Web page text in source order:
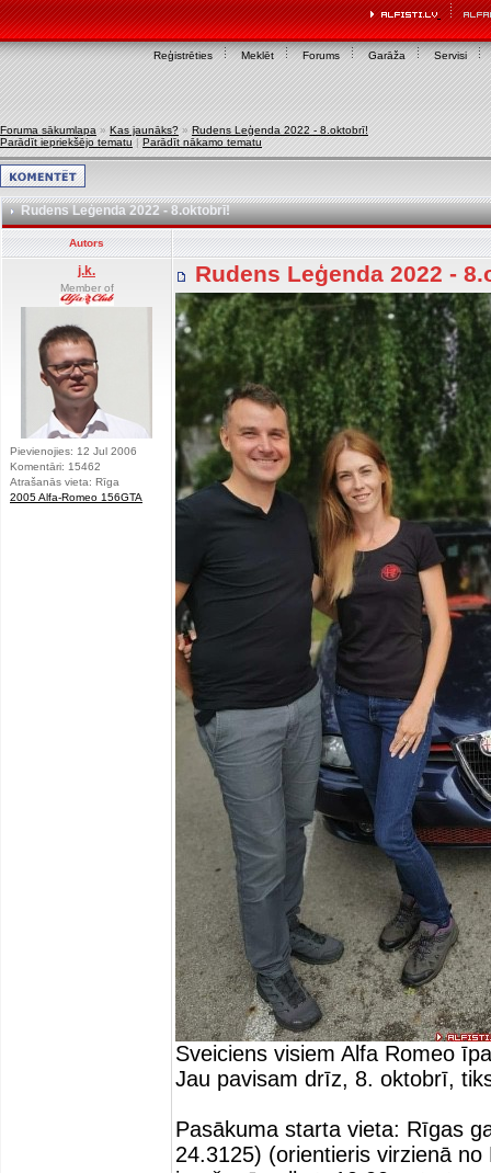
Reģistrēties Meklēt Forums Garāža Servisi
Foruma sākumlapa » Kas jaunāks? » Rudens Leģenda 2022 - 8.oktobrī!
Parādīt iepriekšējo tematu | Parādīt nākamo tematu
Rudens Leģenda 2022 - 8.oktobrī!
Autors
j.k.
Member of
Pievienojies: 12 Jul 2006
Komentāri: 15462
Atrašanās vieta: Rīga
2005 Alfa-Romeo 156GTA
Rudens Leģenda 2022 -
Sveiciens visiem Alfa Romeo
Jau pavisam drīz, 8. oktobrī,
Pasākuma starta vieta: Rīgas
24.3125) (orientieris virzienā